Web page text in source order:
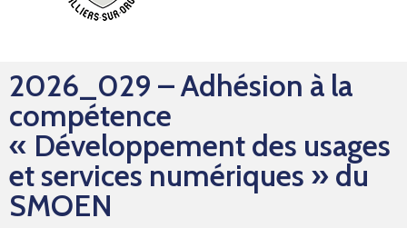
Sorties
Mes
Démarches
2026_029 – Adhésion à la
compétence
« Développement des usages
et services numériques » du
SMOEN